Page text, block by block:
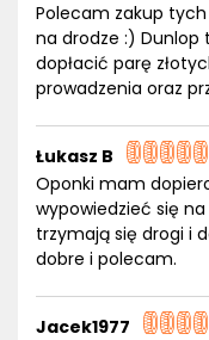
Polecam zakup
na drodze :) Dunlop
dopłacić parę
prowadzenia oraz
Łukasz B
Oponki mam
wypowiedzieć się
trzymają się drogi i
dobre i polecam.
Jacek1977